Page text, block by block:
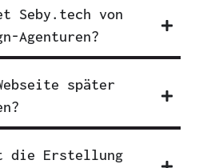
Seby.tech von
Agenturen?
später
die Erstellung